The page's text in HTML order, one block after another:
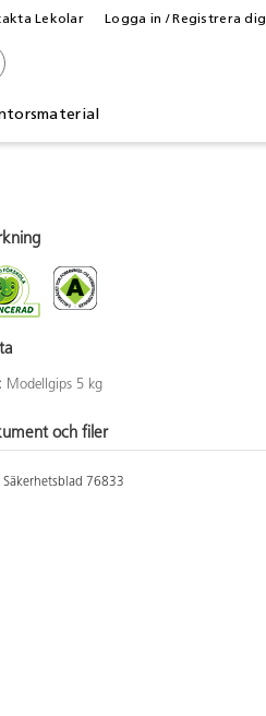
Lekolar Logga in / Registrera dig
Modellgips 5 kg
och filer
Säkerhetsblad 76833